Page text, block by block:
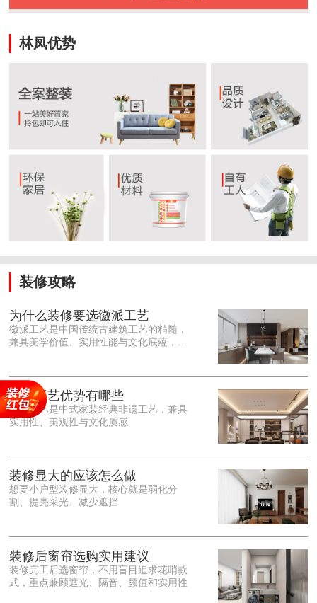
林凤优势
装修攻略
为什么装修要选徽派工艺
徽派工艺是中国传统古建筑工艺的精髓，
兼具美学价值、实用性能与文化底蕴，优
雕细琢的砖、木、石雕为特色，线条古朴
大气，意境悠远，自带东方中式雅致韵
味，耐看且不易过时。<o:p></o:p> 在工
艺品质上，徽派工艺遵循古法匠心工序，
保耐用，抗风化、耐腐蚀，使用
徽派工艺优势有哪些
徽派工艺是中式家装经典非遗工艺，兼具
实用性、美观性与文化质感
装修显大的应该怎么做
想要小户型装修显大，核心就是弱化分
割、提亮采光、减少遮挡
装修后窗帘选购实用建议
装修完工后选窗帘，不用盲目追求花哨款
式，重点兼顾遮光、隔音、颜值和实用性